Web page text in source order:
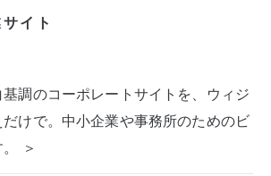
イト
調のコーポレートサイトを、ウィジ
けで。中小企業や事務所のためのビ
＞